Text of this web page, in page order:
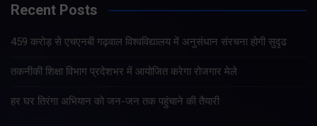
Recent Posts
459 करोड़ से एचएनबी गढ़वाल विश्वविद्यालय में अनुसंधान संरचना होगी सुदृढ
तकनीकी शिक्षा विभाग प्रदेशभर में आयोजित करेगा रोजगार मेले
हर घर तिरंगा अभियान को जन-जन तक पहुंचाने की तैयारी